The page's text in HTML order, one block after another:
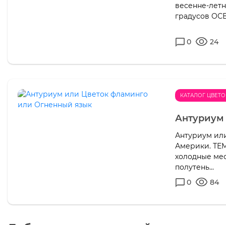
весенне-
градусов
0 24
КАТАЛОГ
Антуриум
Америки.
холодные
полутень...
0
84